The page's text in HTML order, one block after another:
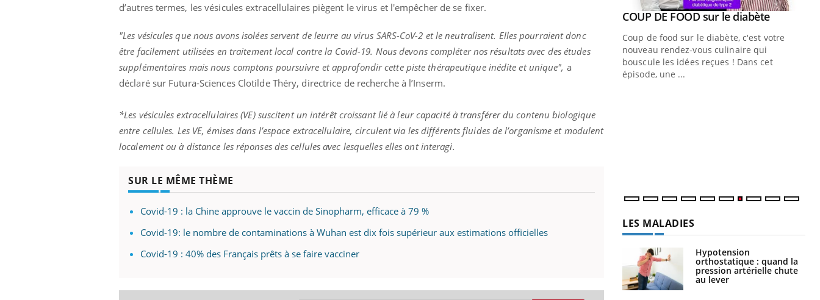
d’autres termes, les vésicules extracellulaires piègent le virus et l'empêcher de se fixer.
"Les vésicules que nous avons isolées servent de leurre au virus SARS-CoV-2 et le neutralisent. Elles pourraient donc
être facilement utilisées en traitement local contre la Covid-19. Nous devons compléter nos résultats avec des études
supplémentaires mais nous comptons poursuivre et approfondir cette piste thérapeutique inédite et unique", a
déclaré sur Futura-Sciences Clotilde Théry, directrice de recherche à l’Inserm.
*Les vésicules extracellulaires (VE) suscitent un intérêt croissant lié à leur capacité à transférer du contenu biologique
entre cellules. Les VE, émises dans l’espace extracellulaire, circulent via les différents fluides de l’organisme et modulent
localement ou à distance les réponses des cellules avec lesquelles elles ont interagi.
SUR LE MÊME THÈME
Covid-19 : la Chine approuve le vaccin de Sinopharm, efficace à 79 %
Covid-19: le nombre de contaminations à Wuhan est dix fois supérieur aux estimations officielles
Covid-19 : 40% des Français prêts à se faire vacciner
Diabète & Ramadan 2026 Youtube
Le Ramadan approche, et, pour de
nombreuses personnes atteintes de
diabète, c'est une période de questions, de
défis, mais ...
Un « jumeau numérique » pour
faciliter l’accès à la médecine
préventiveYoutube
Un établissement lié à un groupe
mutualiste innove en matière de bilan de
santé : l'utilisation d'un « jumeau
Youtube
Coup de food sur le diabète, c'est votre
nouveau rendez-vous culinaire qui
bouscule les idées reçues ! Dans cet
épisode, une ...
LES MALADIES
Hypotension
orthostatique : quand la
pression artérielle chute
au lever